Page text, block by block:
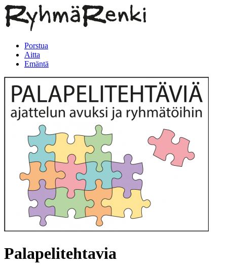
Porstua
Aitta
Emäntä
Palapelitehtavia